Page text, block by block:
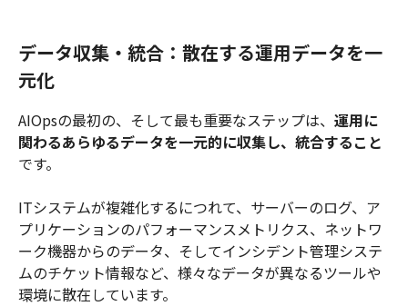
データ収集・統合：散在する運用データを一
元化
AIOpsの最初の、そして最も重要なステップは、 運用に
関わるあらゆるデータを一元的に収集し、統合すること
です。
ITシステムが複雑化するにつれて、サーバーのログ、ア
プリケーションのパフォーマンスメトリクス、ネットワ
ーク機器からのデータ、そしてインシデント管理システ
ムのチケット情報など、様々なデータが異なるツールや
環境に散在しています。